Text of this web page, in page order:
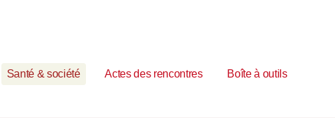
Santé & société Actes des rencontres
Boîte à outils